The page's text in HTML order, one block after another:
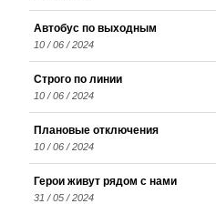
Автобус по выходным
10 / 06 / 2024
Строго по линии
10 / 06 / 2024
Плановые отключения
10 / 06 / 2024
Герои живут рядом с нами
31 / 05 / 2024